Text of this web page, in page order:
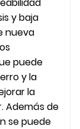
y baja
nueva
puede
y la
la
Además de
se puede